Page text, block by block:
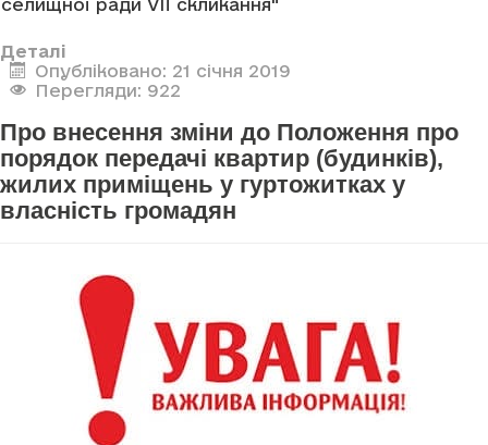
селищної ради VII скликання"
Деталі
Опубліковано: 21 січня 2019
Перегляди: 922
Про внесення зміни до Положення про
порядок передачі квартир (будинків),
жилих приміщень у гуртожитках у
власність громадян